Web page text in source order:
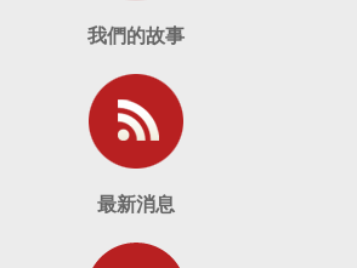
我們的故事
最新消息